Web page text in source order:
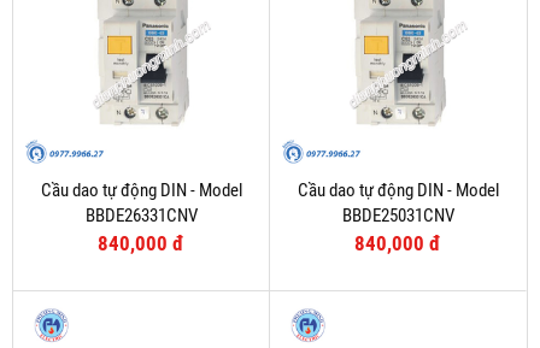
Cầu dao tự động DIN - Model
BBDE26331CNV
840,000 đ
Cầu dao tự động DIN - Model
BBDE25031CNV
840,000 đ